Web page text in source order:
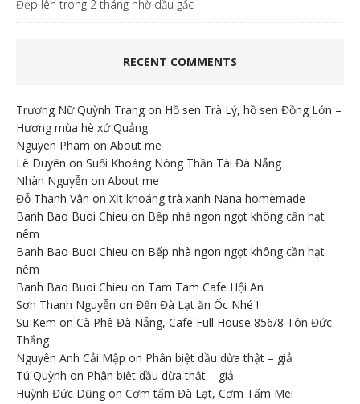
Đẹp lên trong 2 tháng nhờ dầu gấc
RECENT COMMENTS
Trương Nữ Quỳnh Trang on Hồ sen Trà Lý, hồ sen Đồng Lớn –
Hương mùa hè xứ Quảng
Nguyen Pham on About me
Lê Duyên on Suối Khoáng Nóng Thần Tài Đà Nẵng
Nhàn Nguyễn on About me
Đỗ Thanh Vân on Xịt khoáng trà xanh Nana homemade
Banh Bao Buoi Chieu on Bếp nhà ngon ngọt không cần hạt
nêm
Banh Bao Buoi Chieu on Bếp nhà ngon ngọt không cần hạt
nêm
Banh Bao Buoi Chieu on Tam Tam Cafe Hội An
Sơn Thanh Nguyễn on Đến Đà Lạt ăn Ốc Nhé !
Su Kem on Cà Phê Đà Nẵng, Cafe Full House 856/8 Tôn Đức
Thắng
Nguyên Anh Cải Mập on Phân biệt dầu dừa thật – giả
Tú Quỳnh on Phân biệt dầu dừa thật – giả
Huỳnh Đức Dũng on Cơm tấm Đà Lạt, Cơm Tấm Mei